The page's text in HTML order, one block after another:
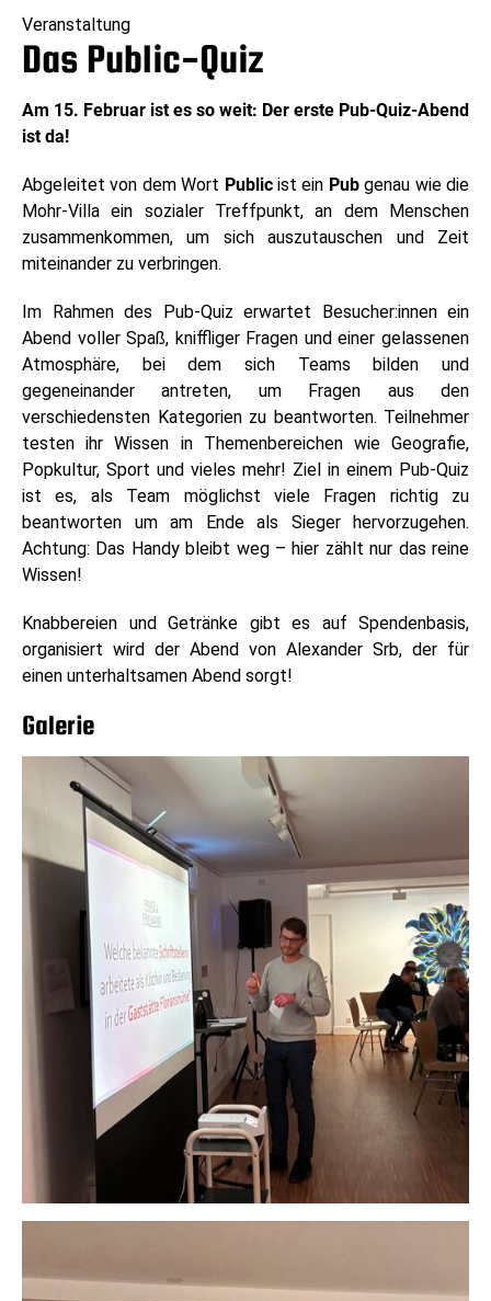
Veranstaltung
Das Public-Quiz
Am 15. Februar ist es so weit: Der erste Pub-Quiz-Abend
ist da!
Abgeleitet von dem Wort Publicist ein Pubgenau wie die
Mohr-Villa ein sozialer Treffpunkt, an dem Menschen
zusammenkommen, um sich auszutauschen und Zeit
miteinander zu verbringen.
Im Rahmen des Pub-Quiz erwartet Besucher:innen ein
Abend voller Spaß, kniffliger Fragen und einer gelassenen
Atmosphäre, bei dem sich Teams bilden und
gegeneinander antreten, um Fragen aus den
verschiedensten Kategorien zu beantworten. Teilnehmer
testen ihr Wissen in Themenbereichen wie Geografie,
Popkultur, Sport und vieles mehr! Ziel in einem Pub-Quiz
ist es, als Team möglichst viele Fragen richtig zu
beantworten um am Ende als Sieger hervorzugehen.
Achtung: Das Handy bleibt weg – hier zählt nur das reine
Wissen!
Knabbereien und Getränke gibt es auf Spendenbasis,
organisiert wird der Abend von Alexander Srb, der für
einen unterhaltsamen Abend sorgt!
Galerie